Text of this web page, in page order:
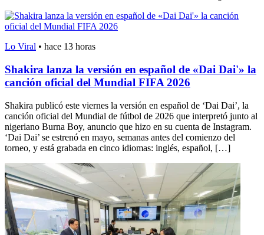
Lo Viral • hace 13 horas
Shakira lanza la versión en español de «Dai Dai'» la
canción oficial del Mundial FIFA 2026
Shakira publicó este viernes la versión en español de ‘Dai Dai’, la
canción oficial del Mundial de fútbol de 2026 que interpretó junto al
nigeriano Burna Boy, anuncio que hizo en su cuenta de Instagram.
‘Dai Dai’ se estrenó en mayo, semanas antes del comienzo del
torneo, y está grabada en cinco idiomas: inglés, español, […]